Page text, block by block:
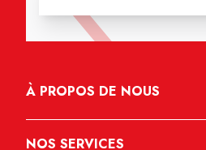
À PROPOS DE NOUS
NOS SERVICES